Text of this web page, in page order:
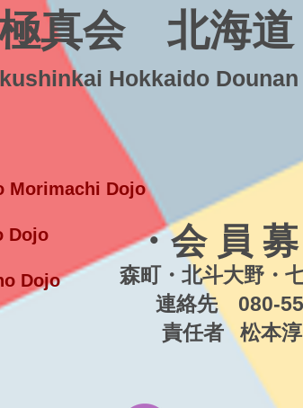
真会 北海道
Hokkaido
・会 員 募
森町・北斗大野・
連絡先 080-
責任者 松本淳
Morimachi Dojo
Dojo
Dojo